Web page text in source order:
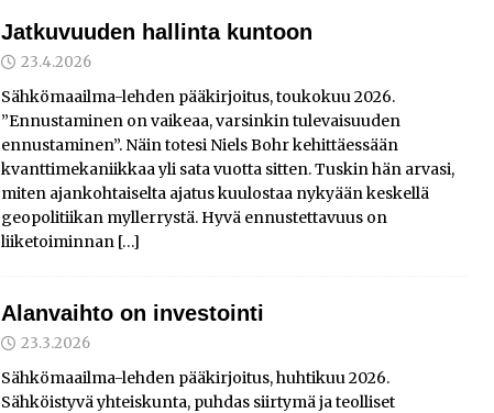
Jatkuvuuden hallinta kuntoon
23.4.2026
Sähkömaailma-lehden pääkirjoitus, toukokuu 2026.
”Ennustaminen on vaikeaa, varsinkin tulevaisuuden
ennustaminen”. Näin totesi Niels Bohr kehittäessään
kvanttimekaniikkaa yli sata vuotta sitten. Tuskin hän arvasi,
miten ajankohtaiselta ajatus kuulostaa nykyään keskellä
geopolitiikan myllerrystä. Hyvä ennustettavuus on
liiketoiminnan […]
Alanvaihto on investointi
23.3.2026
Sähkömaailma-lehden pääkirjoitus, huhtikuu 2026.
Sähköistyvä yhteiskunta, puhdas siirtymä ja teolliset